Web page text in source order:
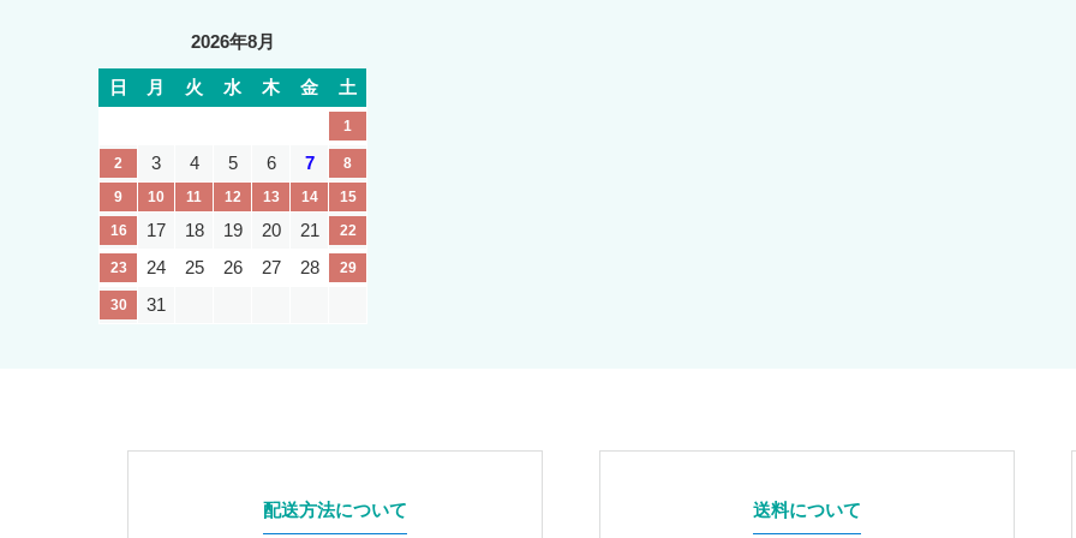
2026年8月
日 月 火 水 木 金 土
1
2 3 4 5 6 7
8
9
10 11 12 13 14
15
16
17 18 19 20 21 22
23 24 25 26 27 28 29
30 31
配送方法について 送料について